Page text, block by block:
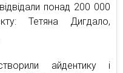
понад 200 000
Тетяна Дигдало,
айдентику і